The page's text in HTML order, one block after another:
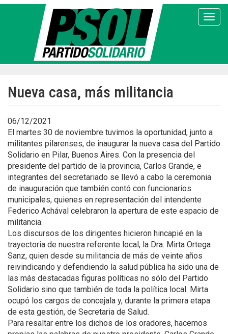
Pasar
Nueva casa, más militancia
06/12/2021
El martes 30 de noviembre tuvimos la oportunidad, junto a
militantes pilarenses, de inaugurar la nueva casa del Partido
Solidario en Pilar, Buenos Aires. Con la presencia del
presidente del partido de la provincia, Carlos Grande, e
integrantes del secretariado se llevó a cabo la ceremonia
de inauguración que también contó con funcionarios
municipales, quienes en representación del intendente
Federico Achával celebraron la apertura de este espacio de
militancia.
Los discursos de los dirigentes hicieron hincapié en la
trayectoria de nuestra referente local, la Dra. Mirta Ortega
Sanz, quien desde su militancia de más de veinte años
reivindicando y defendiendo la salud pública ha sido una de
las más destacadas figuras políticas no sólo del Partido
Solidario sino que también de toda la política local. Mirta
ocupó los cargos de concejala y, durante la primera etapa
de esta gestión, de Secretaria de Salud.
Para resaltar entre los dichos de los oradores, hacemos